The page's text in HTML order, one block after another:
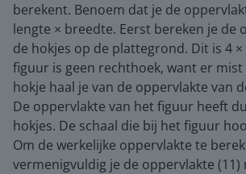
berekent. Benoem dat je de
lengte × breedte. Eerst bereken je de
de hokjes op de plattegrond. Dit is 4 ×
figuur is geen rechthoek, want er mist
hokje haal je van de oppervlakte van
De oppervlakte van het figuur heeft
hokjes. De schaal die bij het figuur
Om de werkelijke oppervlakte te
vermenigvuldig je de oppervlakte (11)